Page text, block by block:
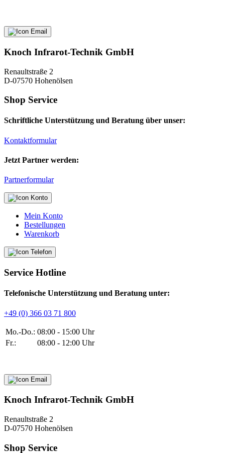
Knoch Infrarot-Technik GmbH
Renaultstraße 2
D-07570 Hohenölsen
Shop Service
Schriftliche Unterstützung und Beratung über unser:
Kontaktformular
Jetzt Partner werden:
Partnerformular
Mein Konto
Bestellungen
Warenkorb
Service Hotline
Telefonische Unterstützung und Beratung unter:
+49 (0) 366 03 71 800
Mo.-Do.: 08:00 - 15:00 Uhr
Fr.:
08:00 - 12:00 Uhr
Knoch Infrarot-Technik GmbH
Renaultstraße 2
D-07570 Hohenölsen
Shop Service